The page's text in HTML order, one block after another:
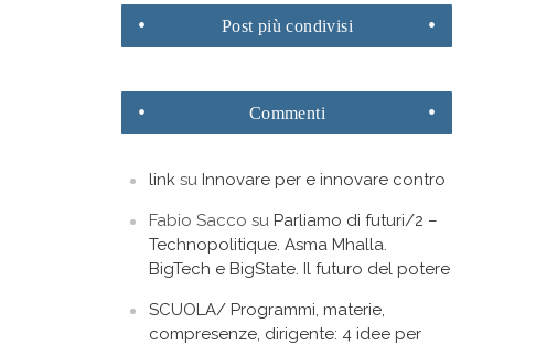
Post più condivisi
Commenti
link su Innovare per e innovare contro
Fabio Sacco su Parliamo di futuri/2 –
Technopolitique. Asma Mhalla.
BigTech e BigState. Il futuro del potere
SCUOLA/ Programmi, materie,
compresenze, dirigente: 4 idee per